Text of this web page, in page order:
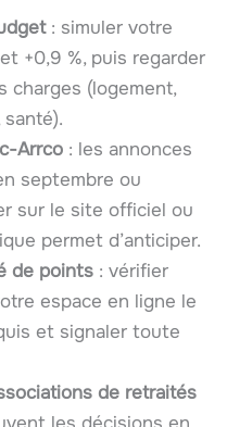
: simuler votre
+0,9 %, puis regarder
charges (logement,
Arrco : les annonces
septembre ou
sur le site officiel ou
permet d’anticiper.
de points : vérifier
espace en ligne le
et signaler toute
de retraités